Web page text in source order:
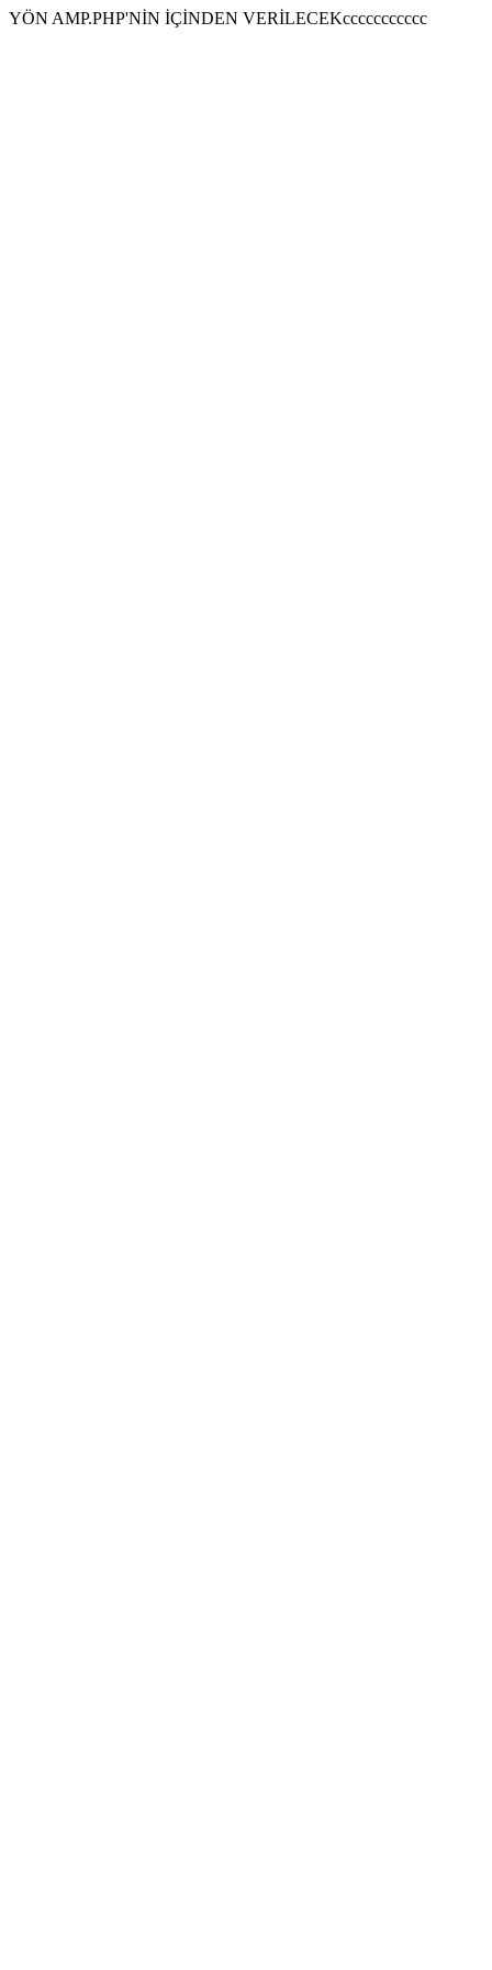
YÖN AMP.PHP'NİN İÇİNDEN VERİLECEKccccccccccc